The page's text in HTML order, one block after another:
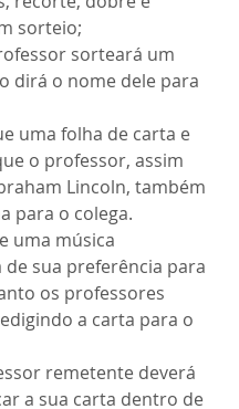
sorteio;
sorteará um
dirá o nome dele para
uma folha de carta e
o professor, assim
Lincoln, também
para o colega.
uma música
sua preferência para
os professores
a carta para o
remetente deverá
a sua carta dentro de